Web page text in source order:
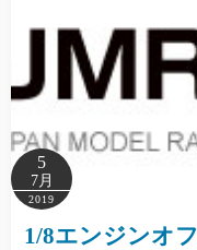
5
7月
2019
1/8エンジンオ